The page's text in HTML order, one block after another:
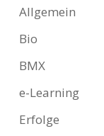
Allgemein
Bio
BMX
e-Learning
Erfolge